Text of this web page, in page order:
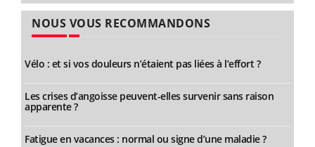
NOUS VOUS RECOMMANDONS
Vélo : et si vos douleurs n’étaient pas liées à l’effort ?
Les crises d’angoisse peuvent-elles survenir sans raison
apparente ?
Fatigue en vacances : normal ou signe d’une maladie ?